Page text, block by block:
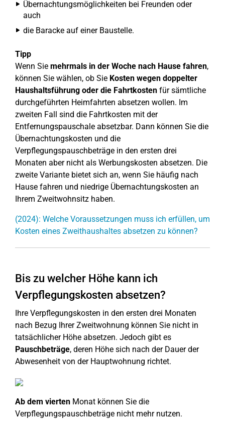
Übernachtungsmöglichkeiten bei Freunden oder
auch
die Baracke auf einer Baustelle.
Tipp
Wenn Sie mehrmals in der Woche nach Hause fahren,
können Sie wählen, ob Sie Kosten wegen doppelter
Haushaltsführung oder die Fahrtkosten für sämtliche
durchgeführten Heimfahrten absetzen wollen. Im
zweiten Fall sind die Fahrtkosten mit der
Entfernungspauschale absetzbar. Dann können Sie die
Übernachtungskosten und die
Verpflegungspauschbeträge in den ersten drei
Monaten aber nicht als Werbungskosten absetzen. Die
zweite Variante bietet sich an, wenn Sie häufig nach
Hause fahren und niedrige Übernachtungskosten an
Ihrem Zweitwohnsitz haben.
(2024): Welche Voraussetzungen muss ich erfüllen, um
Kosten eines Zweithaushaltes absetzen zu können?
Bis zu welcher Höhe kann ich
Verpflegungskosten absetzen?
Ihre Verpflegungskosten in den ersten drei Monaten
nach Bezug Ihrer Zweitwohnung können Sie nicht in
tatsächlicher Höhe absetzen. Jedoch gibt es
Pauschbeträge, deren Höhe sich nach der Dauer der
Abwesenheit von der Hauptwohnung richtet.
Ab dem vierten Monat können Sie die
Verpflegungspauschbeträge nicht mehr nutzen.